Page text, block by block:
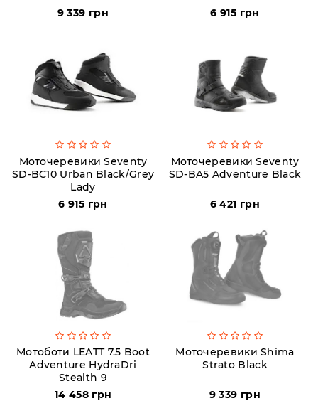
9 339 грн 6 915 грн
Моточеревики Seventy
SD-BC10 Urban Black/Grey
Lady
6 915 грн
Моточеревики Seventy
SD-BA5 Adventure Black
6 421 грн
Мотоботи LEATT 7.5 Boot
Adventure HydraDri
Stealth 9
14 458 грн
Моточеревики Shima
Strato Black
9 339 грн